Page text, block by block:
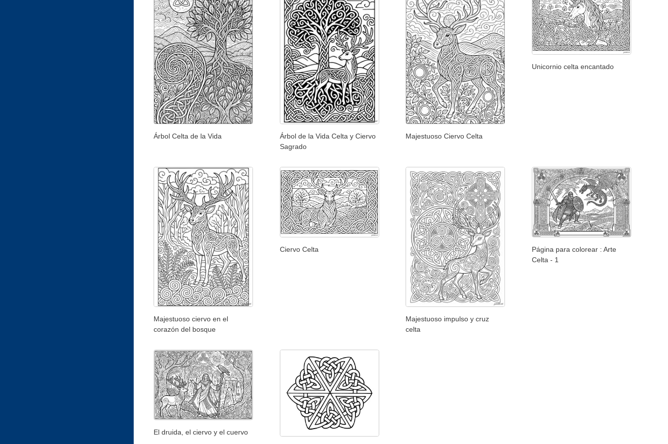
Árbol Celta de la Vida
Árbol de la Vida Celta y Ciervo
Sagrado
Majestuoso Ciervo Celta
Unicornio celta encantado
Majestuoso ciervo en el
corazón del bosque
Ciervo Celta
Majestuoso impulso y cruz
celta
Página para colorear : Arte
Celta - 1
El druida, el ciervo y el cuervo